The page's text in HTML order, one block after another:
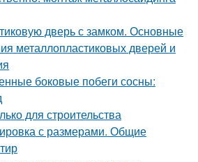
дверь с замком. Основные
металлопластиковых дверей и
боковые побеги сосны:
для строительства
с размерами. Общие